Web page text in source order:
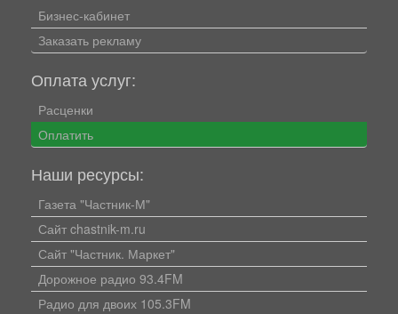
Бизнес-кабинет
Заказать рекламу
Оплата услуг:
Расценки
Оплатить
Наши ресурсы:
Газета "Частник-М"
Сайт chastnik-m.ru
Сайт "Частник. Маркет"
Дорожное радио 93.4FM
Радио для двоих 105.3FM